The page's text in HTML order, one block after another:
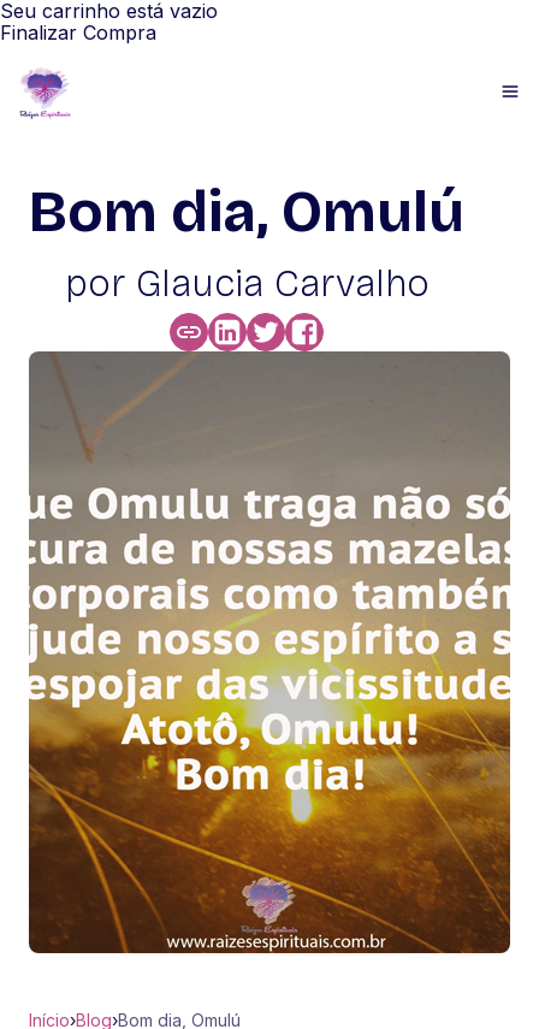
Seu carrinho está vazio
Finalizar Compra
Bom dia, Omulú
por Glaucia Carvalho
Início›Blog›Bom dia, Omulú